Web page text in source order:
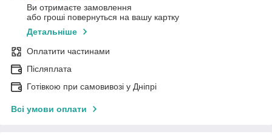
Ви отримаєте замовлення
або гроші повернуться на вашу картку
Детальніше
Оплатити частинами
Післяплата
Готівкою при самовивозі у Дніпрі
Всі умови оплати